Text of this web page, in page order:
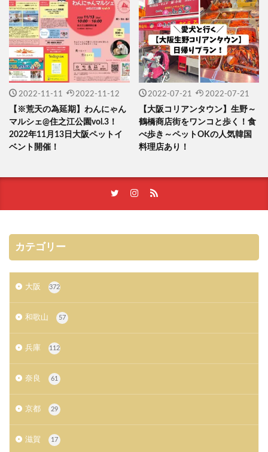
2022-11-11 2022-11-12
【※荒天の為延期】わんにゃん
マルシェ@住之江公園vol.3！
2022年11月13日大阪ペットイ
ベント開催！
2022-07-21 2022-07-21
【大阪コリアンタウン】生野～
鶴橋商店街をワンコと歩く！食
べ歩き～ペットOKの人気韓国
料理店あり！
カテゴリー
大阪 372
和歌山 57
兵庫 112
奈良 61
京都 29
滋賀 17